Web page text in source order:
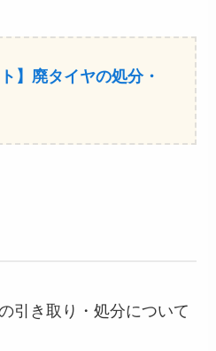
】廃タイヤの処分・
引き取り・処分について